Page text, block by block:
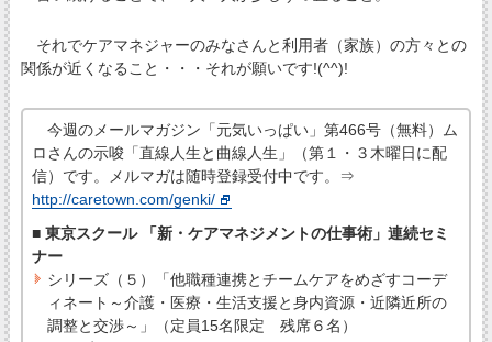
それでケアマネジャーのみなさんと利用者（家族）の方々との
関係が近くなること・・・それが願いです!(^^)!
今週のメールマガジン「元気いっぱい」第466号（無料）ム
ロさんの示唆「直線人生と曲線人生」（第１・３木曜日に配
信）です。メルマガは随時登録受付中です。⇒
http://caretown.com/genki/
■ 東京スクール 「新・ケアマネジメントの仕事術」連続セミ
ナー
シリーズ（５）「他職種連携とチームケアをめざすコーデ
ィネート～介護・医療・生活支援と身内資源・近隣近所の
調整と交渉～」（定員15名限定 残席６名）